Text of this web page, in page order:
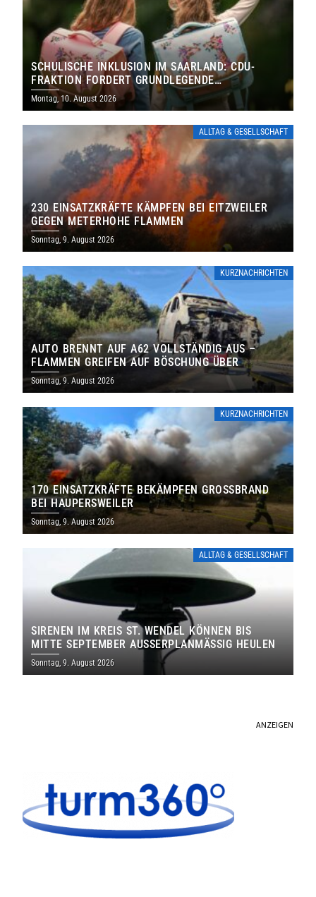
SCHULISCHE INKLUSION IM SAARLAND: CDU-
FRAKTION FORDERT GRUNDLEGENDE
NEUAUFSTELLUNG
Montag, 10. August 2026
ALLTAG & GESELLSCHAFT
230 EINSATZKRÄFTE KÄMPFEN BEI EITZWEILER
GEGEN METERHOHE FLAMMEN
Sonntag, 9. August 2026
KURZNACHRICHTEN
AUTO BRENNT AUF A62 VOLLSTÄNDIG AUS –
FLAMMEN GREIFEN AUF BÖSCHUNG ÜBER
Sonntag, 9. August 2026
KURZNACHRICHTEN
170 EINSATZKRÄFTE BEKÄMPFEN GROSSBRAND B
EI HAUPERSWEILER
Sonntag, 9. August 2026
ALLTAG & GESELLSCHAFT
SIRENEN IM KREIS ST. WENDEL KÖNNEN BIS
MITTE SEPTEMBER AUSSERPLANMÄSSIG HEULEN
Sonntag, 9. August 2026
ANZEIGEN